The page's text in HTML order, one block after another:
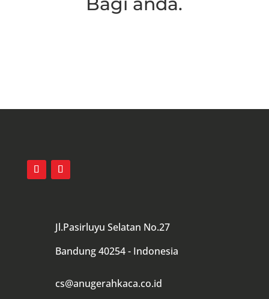
Jl.Pasirluyu Selatan No.27
Bandung 40254 - Indonesia
cs@anugerahkaca.co.id